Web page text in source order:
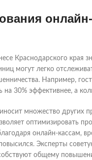
Краснодарского края
могут легко
Например,
на 30% эффективнее, а
множество других
оптимизировать
онлайн-кассам,
Эксперты
общему